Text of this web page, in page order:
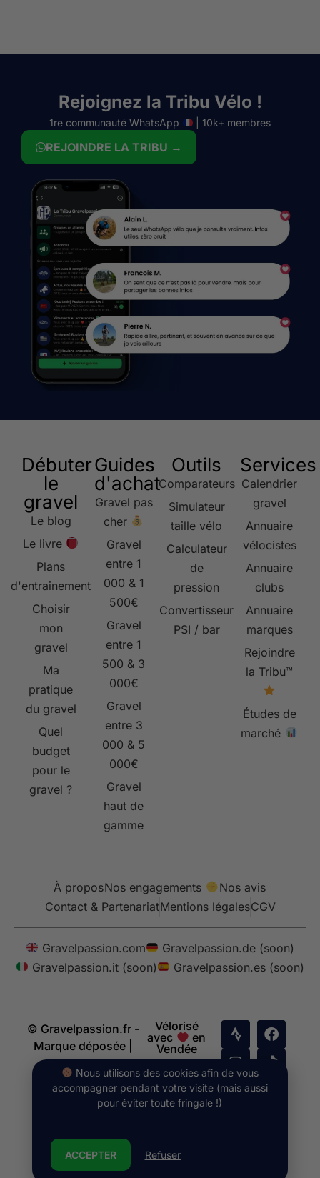
Rejoignez la Tribu Vélo !
1re communauté WhatsApp | 10k+ membres
REJOINDRE LA TRIBU →
Débuter
le
gravel
Le blog
Le livre
Plans
d'entrainement
Choisir
mon
gravel
Ma
pratique
du gravel
Quel
budget
pour le
gravel ?
Guides
d'achat
Gravel pas
cher
Gravel
entre 1
000 & 1
500€
Gravel
entre 1
500 & 3
000€
Gravel
entre 3
000 & 5
000€
Gravel
haut de
gamme
Outils
Comparateurs
Simulateur
taille vélo
Calculateur
de
pression
Convertisseur
PSI / bar
Services
Calendrier
gravel
Annuaire
vélocistes
Annuaire
clubs
Annuaire
marques
Rejoindre
la Tribu™
Études de
marché
À proposNos engagements
Nos avis
Contact & PartenariatMentions légalesCGV
Gravelpassion.com
Gravelpassion.de (soon)
Gravelpassion.it (soon)
Gravelpassion.es (soon)
© Gravelpassion.fr -
Marque déposée |
2021 - 2026
Vélorisé
avec
en
Vendée
Nous utilisons des cookies afin de vous
accompagner pendant votre visite (mais aussi
pour éviter toute fringale !)
ACCEPTER Refuser